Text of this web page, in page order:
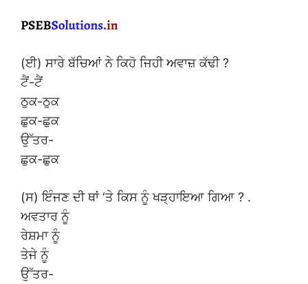
(ਈ) ਸਾਰੇ ਬੱਚਿਆਂ ਨੇ ਕਿਹੋ ਜਿਹੀ ਅਵਾਜ਼ ਕੱਢੀ ?
ਟੈਂ-ਟੈਂ
ਠੁਕ-ਠੁਕ
ਛੁਕ-ਛੁਕ
ਉੱਤਰ-
ਛੁਕ-ਛੁਕ
(ਸ) ਇੰਜਣ ਦੀ ਥਾਂ ‘ਤੇ ਕਿਸ ਨੂੰ ਖੜ੍ਹਾਇਆ ਗਿਆ ? .
ਅਵਤਾਰ ਨੂੰ
ਰੇਸ਼ਮਾ ਨੂੰ
ਤੇਜੇ ਨੂੰ
ਉੱਤਰ-